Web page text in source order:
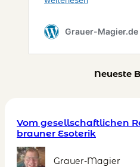
Neueste
Vom gesellschaftlichen
brauner Esoterik
Grauer-Magier